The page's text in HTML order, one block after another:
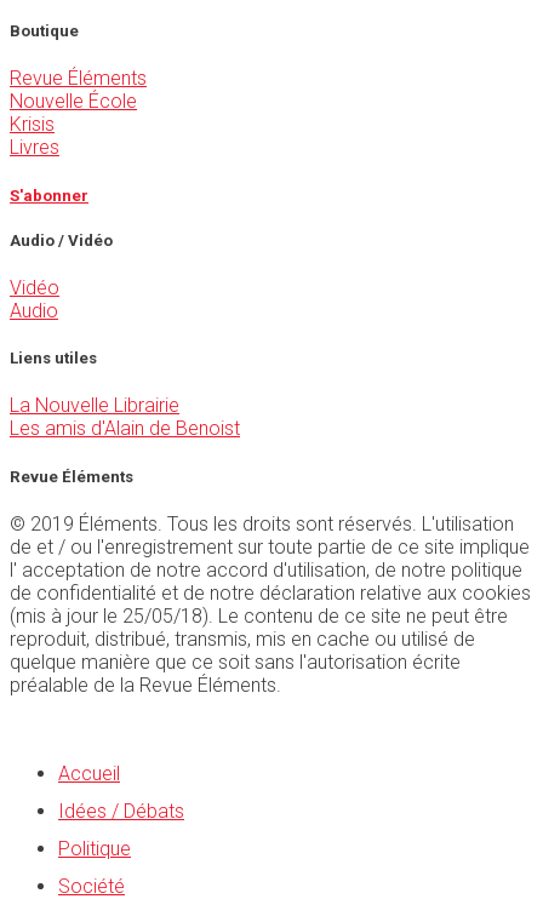
Boutique
Revue Éléments
Nouvelle École
Krisis
Livres
S'abonner
Audio / Vidéo
Vidéo
Audio
Liens utiles
La Nouvelle Librairie
Les amis d'Alain de Benoist
Revue Éléments
© 2019 Éléments. Tous les droits sont réservés. L'utilisation
de et / ou l'enregistrement sur toute partie de ce site implique
l' acceptation de notre accord d'utilisation, de notre politique
de confidentialité et de notre déclaration relative aux cookies
(mis à jour le 25/05/18). Le contenu de ce site ne peut être
reproduit, distribué, transmis, mis en cache ou utilisé de
quelque manière que ce soit sans l'autorisation écrite
préalable de la Revue Éléments.
Accueil
Idées / Débats
Politique
Société